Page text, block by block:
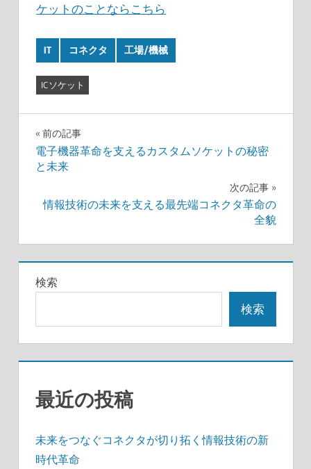
ケットのことならこちら
IT コネクタ 工場/機械
ICソケット
投
稿
ゲ
ー
シ
ョ
ン
前の記事
電子機器革命を支えるカスタムソケットの秘密
と未来
次の記事
情報技術の未来を支える最先端コネクタ革命の
全貌
検索
検索
最近の投稿
未来をつなぐコネクタが切り拓く情報技術の新
時代革命